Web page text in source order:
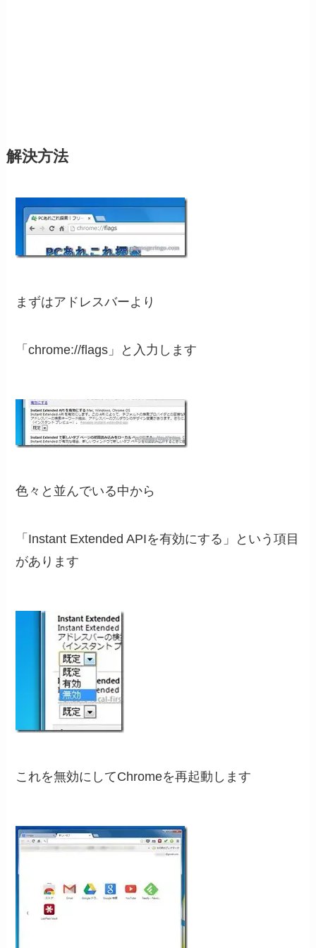
解決方法
まずはアドレスバーより
「chrome://flags」と入力します
色々と並んでいる中から
「Instant Extended APIを有効にする」という項目
があります
これを無効にしてChromeを再起動します